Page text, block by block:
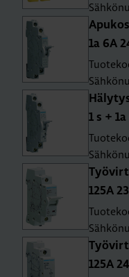
1a 6A
1 s +
125A
125A